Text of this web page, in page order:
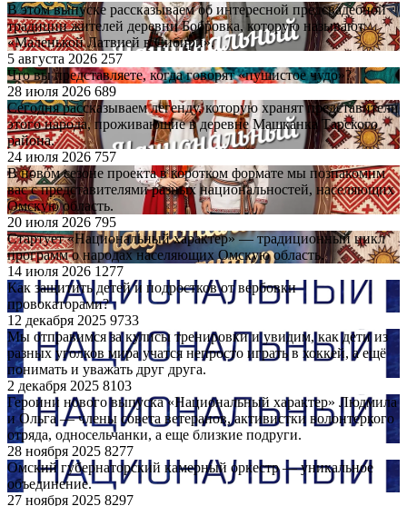
В этом выпуске рассказываем об интересной предсвадебной
традиции жителей деревни Бобровка, которую называют
«Маленькой Латвией в Сибири».
5 августа 2026 257
Что вы представляете, когда говорят «пушистое чудо»?
28 июля 2026 689
Сегодня рассказываем легенду, которую хранят представители
этого народа, проживающие в деревне Машканка Тарского
района.
24 июля 2026 757
В новом сезоне проекта в коротком формате мы познакомим
вас с представителями разных национальностей, населяющих
Омскую область.
20 июля 2026 795
Стартует «Национальный характер» — традиционный цикл
программ о народах населяющих Омскую область.
14 июля 2026 1277
Как защитить детей и подростков от вербовки
провокаторами?
12 декабря 2025 9733
Мы отправимся за кулисы тренировки и увидим, как дети из
разных уголков мира учатся непросто играть в хоккей, а ещё
понимать и уважать друг друга.
2 декабря 2025 8103
Героини нового выпуска «Национальный характер» Людмила
и Ольга — члены совета ветеранов, активистки волонтеркого
отряда, односельчанки, а еще близкие подруги.
28 ноября 2025 8277
Омский губернаторский камерный оркестр — уникальное
объединение.
27 ноября 2025 8297